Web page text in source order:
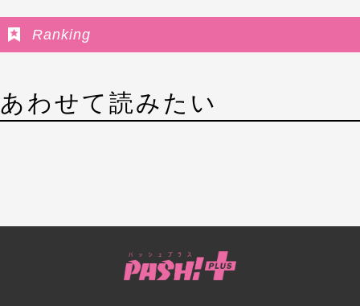
Ranking
あわせて読みたい